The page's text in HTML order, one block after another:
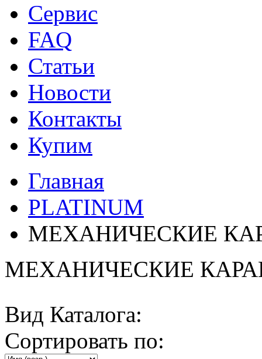
Сервис
FAQ
Статьи
Новости
Контакты
Купим
Главная
PLATINUM
МЕХАНИЧЕСКИЕ
МЕХАНИЧЕСКИЕ
Вид Каталога:
Сортировать по: